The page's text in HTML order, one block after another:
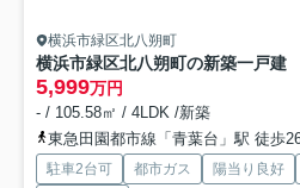
横浜市緑区北八朔町
横浜市緑区北八朔町の新築一戸建
5,999万円
- / 105.58㎡ / 4LDK /新築
東急田園都市線「青葉台」駅 徒歩
駐車2台可 都市ガス 陽当り良好